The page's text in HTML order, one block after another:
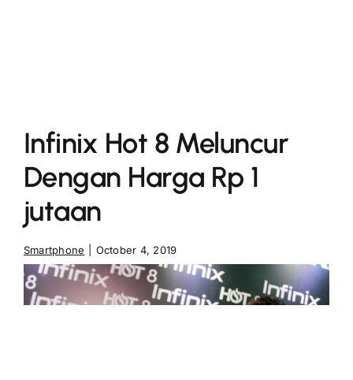
Infinix Hot 8 Meluncur
Dengan Harga Rp 1
jutaan
Smartphone October 4, 2019